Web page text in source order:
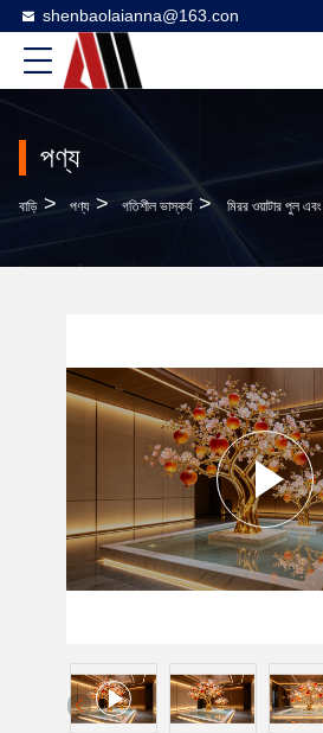
shenbaolaianna@163.con
পণ্য
বাড়ি > পণ্য > গতিশীল ভাস্কর্য > মিরর ওয়াটার পুল এবং 3.2 মিটার উচ্চতার প্রধান গাছ সহ